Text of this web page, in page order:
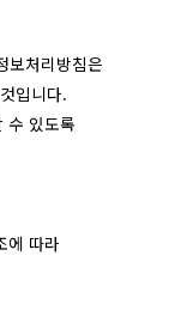
보처리방침은
입니다.
수 있도록
에 따라